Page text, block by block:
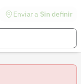
Enviar a Sin definir